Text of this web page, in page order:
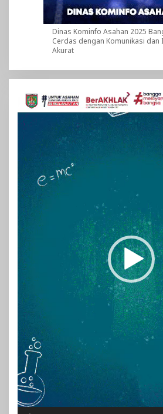
Dinas Kominfo Asahan 2025
Cerdas dengan Komunikasi dan
Akurat
Pemutar
Video